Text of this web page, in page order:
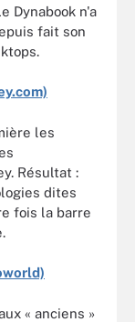
Dynabook n'a
fait son
les
Résultat :
dites
fois la barre
« anciens »